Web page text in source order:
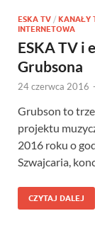
ESKA TV / KANAŁY
INTERNETOWA
ESKA TV i
Grubsona
24 czerwca 2016 -
Grubson to
projektu
2016 roku o
Szwajcaria,
CZYTAJ DALEJ